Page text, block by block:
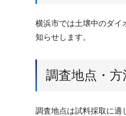
横浜市では土壌中のダイ
知らせします。
調査地点・方
調査地点は試料採取に適